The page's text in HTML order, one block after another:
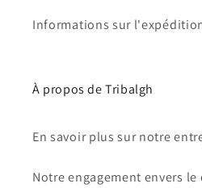
Informations sur
À propos de Tribalgh
En savoir plus sur notre
Notre engagement envers